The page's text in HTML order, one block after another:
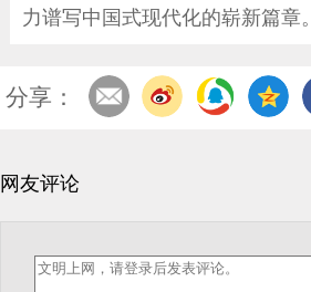
力谱写中国式现代化的崭新篇章。
分享：
网友评论